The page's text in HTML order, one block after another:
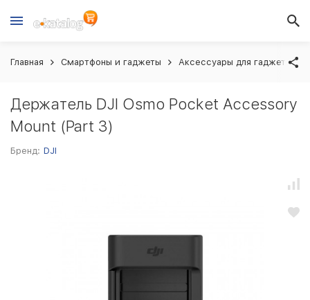
Главная Смартфоны и гаджеты Аксессуары для гаджетов
Держатель DJI Osmo Pocket Accessory
Mount (Part 3)
Бренд: DJI